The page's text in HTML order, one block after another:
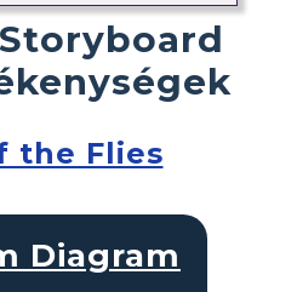
the Flies
Diagram